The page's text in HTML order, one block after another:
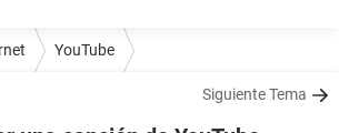
YouTube
Siguiente Tema